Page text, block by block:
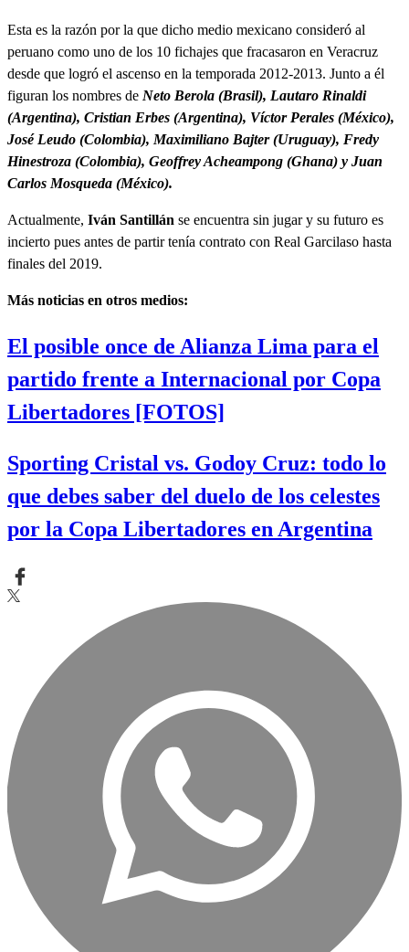
Esta es la razón por la que dicho medio mexicano consideró al
peruano como uno de los 10 fichajes que fracasaron en Veracruz
desde que logró el ascenso en la temporada 2012-2013. Junto a él
figuran los nombres de Neto Berola (Brasil), Lautaro Rinaldi
(Argentina), Cristian Erbes (Argentina), Víctor Perales (México),
José Leudo (Colombia), Maximiliano Bajter (Uruguay), Fredy
Hinestroza (Colombia), Geoffrey Acheampong (Ghana) y Juan
Carlos Mosqueda (México).
Actualmente, Iván Santillán se encuentra sin jugar y su futuro es
incierto pues antes de partir tenía contrato con Real Garcilaso hasta
finales del 2019.
Más noticias en otros medios:
El posible once de Alianza Lima para el
partido frente a Internacional por Copa
Libertadores [FOTOS]
Sporting Cristal vs. Godoy Cruz: todo lo
que debes saber del duelo de los celestes
por la Copa Libertadores en Argentina